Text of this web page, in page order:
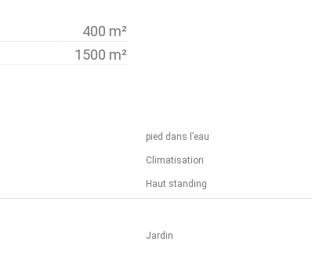
400 m²
1500 m²
pied dans l’eau
Climatisation
Haut standing
Jardin